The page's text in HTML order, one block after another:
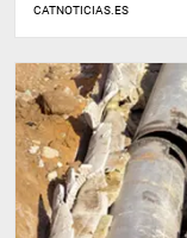
CATNOTICIAS.ES